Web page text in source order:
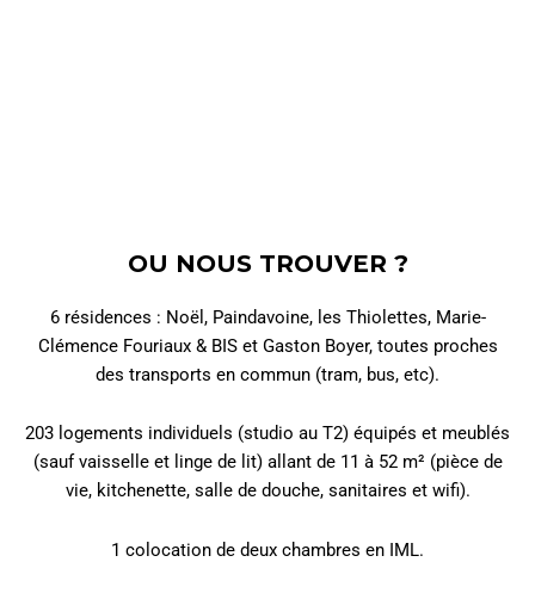
OU NOUS TROUVER ?
6 résidences : Noël, Paindavoine, les Thiolettes, Marie-
Clémence Fouriaux & BIS et Gaston Boyer, toutes proches
des transports en commun (tram, bus, etc).
203 logements individuels (studio au T2) équipés et meublés
(sauf vaisselle et linge de lit) allant de 11 à 52 m² (pièce de
vie, kitchenette, salle de douche, sanitaires et wifi).
1 colocation de deux chambres en IML.